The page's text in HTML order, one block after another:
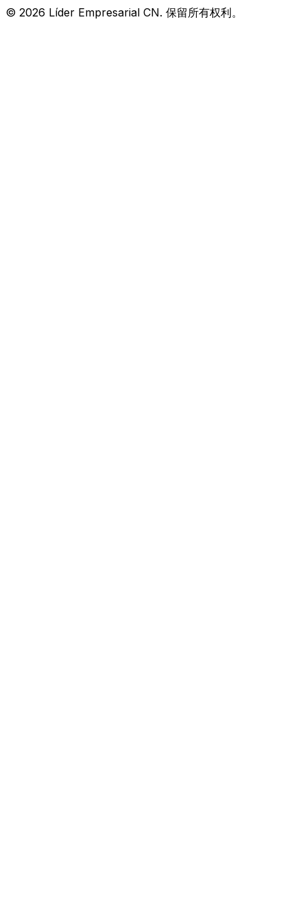
© 2026 Líder Empresarial CN. 保留所有权利。